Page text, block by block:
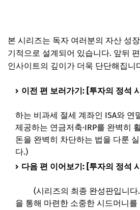
본 시리즈는 독자 여러분의 자산 성
기적으로 설계되어 있습니다. 앞뒤
인사이트의 깊이가 더욱 단단해집니
이전 편 보러가기: [투자의 정석
하는 비과세 절세 계좌인 ISA와 연
제공하는 연금저축·IRP를 완벽히
돈을 완벽히 차단하는 법을 다룬
다.)
다음 편 이어보기: [투자의 정석
(시리즈의 최종 완성판입니
을 통해 마련한 소중한 시드머니